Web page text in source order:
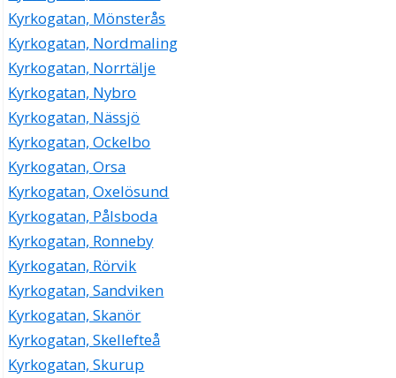
Kyrkogatan, Mönsterås
Kyrkogatan, Nordmaling
Kyrkogatan, Norrtälje
Kyrkogatan, Nybro
Kyrkogatan, Nässjö
Kyrkogatan, Ockelbo
Kyrkogatan, Orsa
Kyrkogatan, Oxelösund
Kyrkogatan, Pålsboda
Kyrkogatan, Ronneby
Kyrkogatan, Rörvik
Kyrkogatan, Sandviken
Kyrkogatan, Skanör
Kyrkogatan, Skellefteå
Kyrkogatan, Skurup